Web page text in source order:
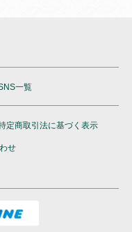
一覧
定商取引法に基づく表示
せ